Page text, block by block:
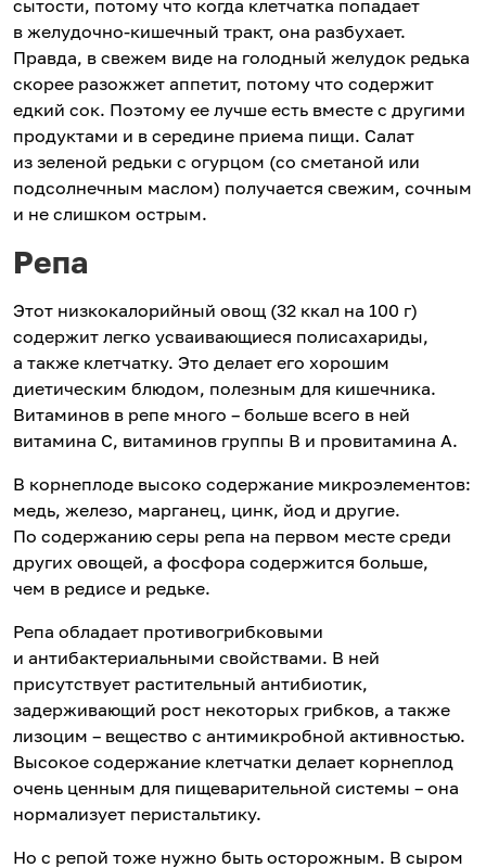
сытости, потому что когда клетчатка попадает
в желудочно-кишечный тракт, она разбухает.
Правда, в свежем виде на голодный желудок редька
скорее разожжет аппетит, потому что содержит
едкий сок. Поэтому ее лучше есть вместе с другими
продуктами и в середине приема пищи. Салат
из зеленой редьки с огурцом (со сметаной или
подсолнечным маслом) получается свежим, сочным
и не слишком острым.
Репа
Этот низкокалорийный овощ (32 ккал на 100 г)
содержит легко усваивающиеся полисахариды,
а также клетчатку. Это делает его хорошим
диетическим блюдом, полезным для кишечника.
Витаминов в репе много – больше всего в ней
витамина С, витаминов группы В и провитамина А.
В корнеплоде высоко содержание микроэлементов:
медь, железо, марганец, цинк, йод и другие.
По содержанию серы репа на первом месте среди
других овощей, а фосфора содержится больше,
чем в редисе и редьке.
Репа обладает противогрибковыми
и антибактериальными свойствами. В ней
присутствует растительный антибиотик,
задерживающий рост некоторых грибков, а также
лизоцим – вещество с антимикробной активностью.
Высокое содержание клетчатки делает корнеплод
очень ценным для пищеварительной системы – она
нормализует перистальтику.
Но с репой тоже нужно быть осторожным. В сыром